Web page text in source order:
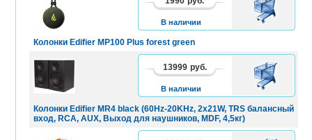
Колонки Edifier MP100 Plus forest green
В наличии
КОРЗИНУ
Колонки Edifier MR4 black (60Hz-20KHz, 2x21W, TRS балансный
вход, RCA, AUX, Выход для наушников, MDF, 4,5кг)
13999 руб.
В наличии
В
КОРЗИНУ